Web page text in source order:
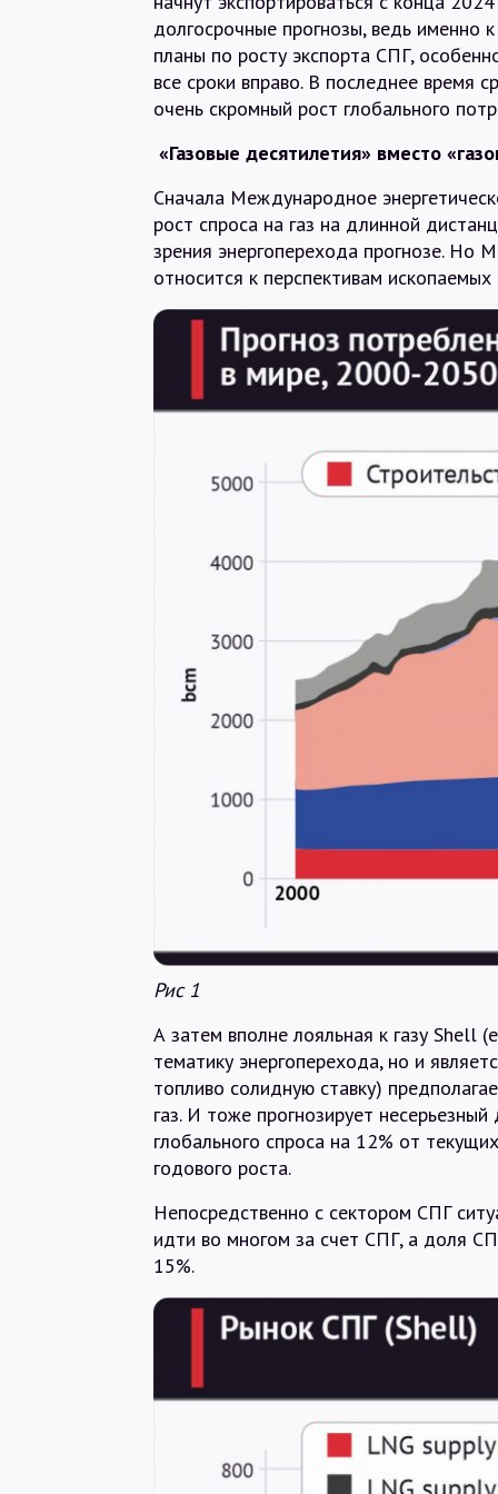
долгосрочные прогнозы, ведь именно
планы по росту экспорта СПГ,
все сроки вправо. В последнее время
очень скромный рост глобального
«Газовые десятилетия» вместо
Сначала Международное
рост спроса на газ на длинной
зрения энергоперехода прогнозе. Но
относится к перспективам ископаемых
Рис 1
А затем вполне лояльная к газу
тематику энергоперехода, но и
топливо солидную ставку)
газ. И тоже прогнозирует
глобального спроса на 12% от
годового роста.
Непосредственно с сектором СПГ
идти во многом за счет СПГ, а доля
15%.